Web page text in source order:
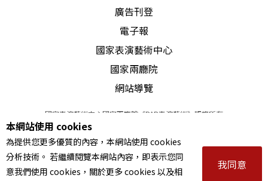
廣告刊登
電子報
國家表演藝術中心
國家兩廳院
網站導覽
國家表演藝術中心國家兩廳院《PAR表演藝術》版權所有
© 2022Performing arts redefined. All Rights Reserved
統一編號 Tax Id number 00973926
本站所提供相關演出資訊，如有異動應以主辦單位公告為準。
服務條款｜隱私權聲明｜著作權聲明
本網站使用 cookies
為提供您更多優質的內容，本網站使用 cookies
分析技術。 若繼續閱覽本網站內容，即表示您同
意我們使用 cookies，關於更多 cookies 以及相
我同意